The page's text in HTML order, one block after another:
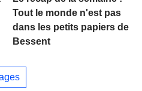
Tout le monde n'est pas
dans les petits papiers de
Bessent